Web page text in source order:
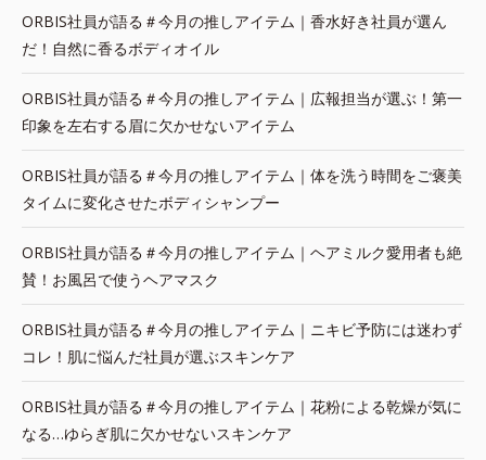
ORBIS社員が語る＃今月の推しアイテム｜香水好き社員が選ん
だ！自然に香るボディオイル
ORBIS社員が語る＃今月の推しアイテム｜広報担当が選ぶ！第一
印象を左右する眉に欠かせないアイテム
ORBIS社員が語る＃今月の推しアイテム｜体を洗う時間をご褒美
タイムに変化させたボディシャンプー
ORBIS社員が語る＃今月の推しアイテム｜ヘアミルク愛用者も絶
賛！お風呂で使うヘアマスク
ORBIS社員が語る＃今月の推しアイテム｜ニキビ予防には迷わず
コレ！肌に悩んだ社員が選ぶスキンケア
ORBIS社員が語る＃今月の推しアイテム｜花粉による乾燥が気に
なる…ゆらぎ肌に欠かせないスキンケア